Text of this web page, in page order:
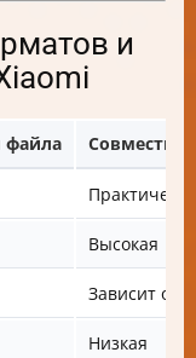
и
Высокая
Зависит от
Низкая